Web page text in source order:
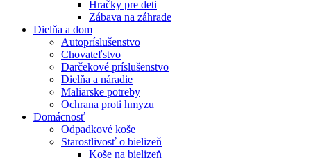
Hračky pre deti
Zábava na záhrade
Dielňa a dom
Autopríslušenstvo
Chovateľstvo
Darčekové príslušenstvo
Dielňa a náradie
Maliarske potreby
Ochrana proti hmyzu
Domácnosť
Odpadkové koše
Starostlivosť o bielizeň
Koše na bielizeň